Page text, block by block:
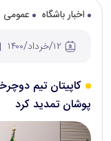
اخبار باشگاه
عمومی
کاپیتان تیم
پوشان تمدید کرد